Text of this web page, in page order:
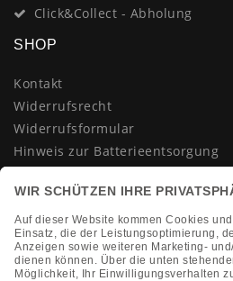
Click&Collect - Abholung
SHOP
Kontakt
Widerrufsrecht
Widerrufsformular
Hinweis zur Batterieentsorgung
AGB
Impressum
Vertrag widerrufen